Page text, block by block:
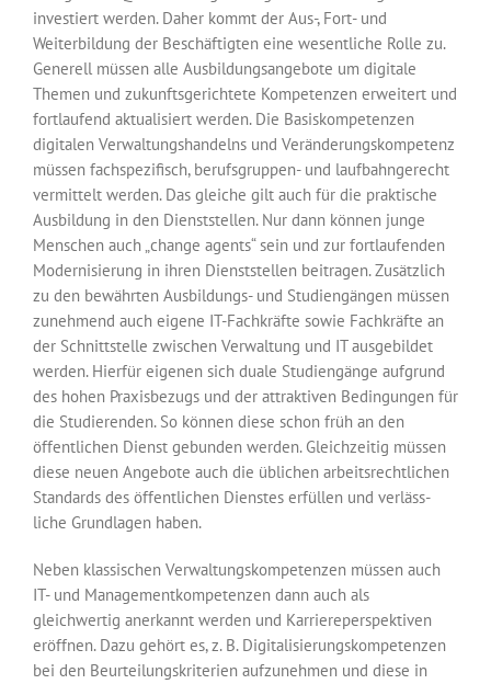
investiert werden. Daher kommt der Aus-, Fort- und
Weiterbildung der Beschäftigten eine wesentliche Rolle zu.
Generell müssen alle Ausbildungsangebote um digitale
Themen und zukunfts­gerichtete Kompetenzen erweitert und
fortlaufend aktualisiert werden. Die Basis­kompetenzen
digitalen Verwaltungshandelns und Veränderungskompetenz
müssen fachspezifisch, berufsgruppen- und laufbahngerecht
vermittelt werden. Das gleiche gilt auch für die praktische
Ausbildung in den Dienststellen. Nur dann können junge
Menschen auch „change agents“ sein und zur fortlaufenden
Modernisierung in ihren Dienststellen beitragen. Zusätzlich
zu den bewährten Ausbildungs- und Studien­gängen müssen
zunehmend auch eigene IT-Fachkräfte sowie Fachkräfte an
der Schnittstelle zwischen Verwaltung und IT ausgebildet
werden. Hierfür eigenen sich duale Studiengänge aufgrund
des hohen Praxisbezugs und der attraktiven Bedingungen für
die Studierenden. So können diese schon früh an den
öffentlichen Dienst gebunden werden. Gleichzeitig müssen
diese neuen Angebote auch die üblichen arbeitsrechtlichen
Standards des öffentlichen Dienstes erfüllen und verläss­
liche Grundlagen haben.
Neben klassischen Verwaltungskompetenzen müssen auch
IT- und Management­kompetenzen dann auch als
gleichwertig anerkannt werden und Karriereperspektiven
eröffnen. Dazu gehört es, z. B. Digitalisierungskompetenzen
bei den Beurteilungs­kriterien aufzunehmen und diese in